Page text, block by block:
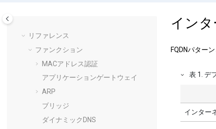
リファレンス
ファンクション
MACアドレス認証
アプリケーションゲートウェイ
ARP
ブリッジ
ダイナミックDNS
イン
FQDNパター
表 1 デ
インター